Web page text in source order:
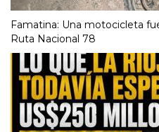
Famatina: Una motocicleta
Ruta Nacional 78